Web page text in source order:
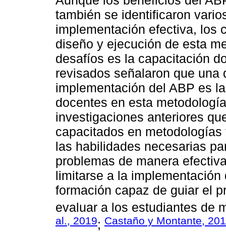
también se identificaron
implementación efectiva, los
diseño y ejecución de esta
desafíos es la capacitación
revisados señalaron que una
implementación del ABP es
docentes en esta
investigaciones anteriores
capacitados en
las habilidades necesarias
problemas de manera
limitarse a la
formación capaz de guiar el
evaluar a los estudiantes de
al., 2019; Castaño y Montante,